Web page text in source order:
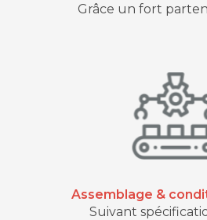
Grâce un fort
Assemblage &
Suivant